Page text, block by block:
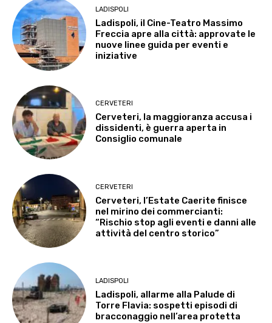
LADISPOLI
Ladispoli, il Cine-Teatro Massimo
Freccia apre alla città: approvate le
nuove linee guida per eventi e
iniziative
CERVETERI
Cerveteri, la maggioranza accusa i
dissidenti, è guerra aperta in
Consiglio comunale
CERVETERI
Cerveteri, l’Estate Caerite finisce
nel mirino dei commercianti:
“Rischio stop agli eventi e danni alle
attività del centro storico”
LADISPOLI
Ladispoli, allarme alla Palude di
Torre Flavia: sospetti episodi di
bracconaggio nell’area protetta